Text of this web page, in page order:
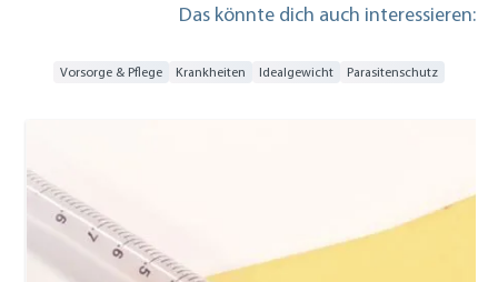
Das könnte dich auch interessieren:
Vorsorge & Pflege Krankheiten Idealgewicht Parasitenschutz